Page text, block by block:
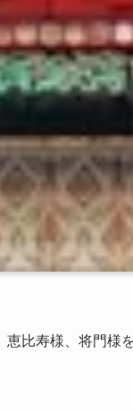
比寿様、将門様